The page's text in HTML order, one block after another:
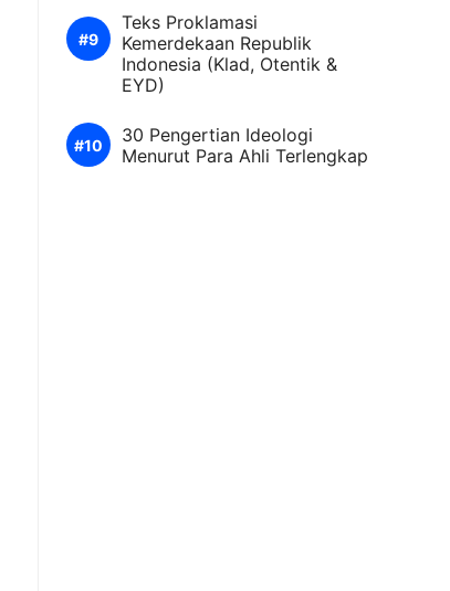
Teks Proklamasi
Kemerdekaan Republik
Indonesia (Klad, Otentik &
EYD)
30 Pengertian Ideologi
Menurut Para Ahli Terlengkap